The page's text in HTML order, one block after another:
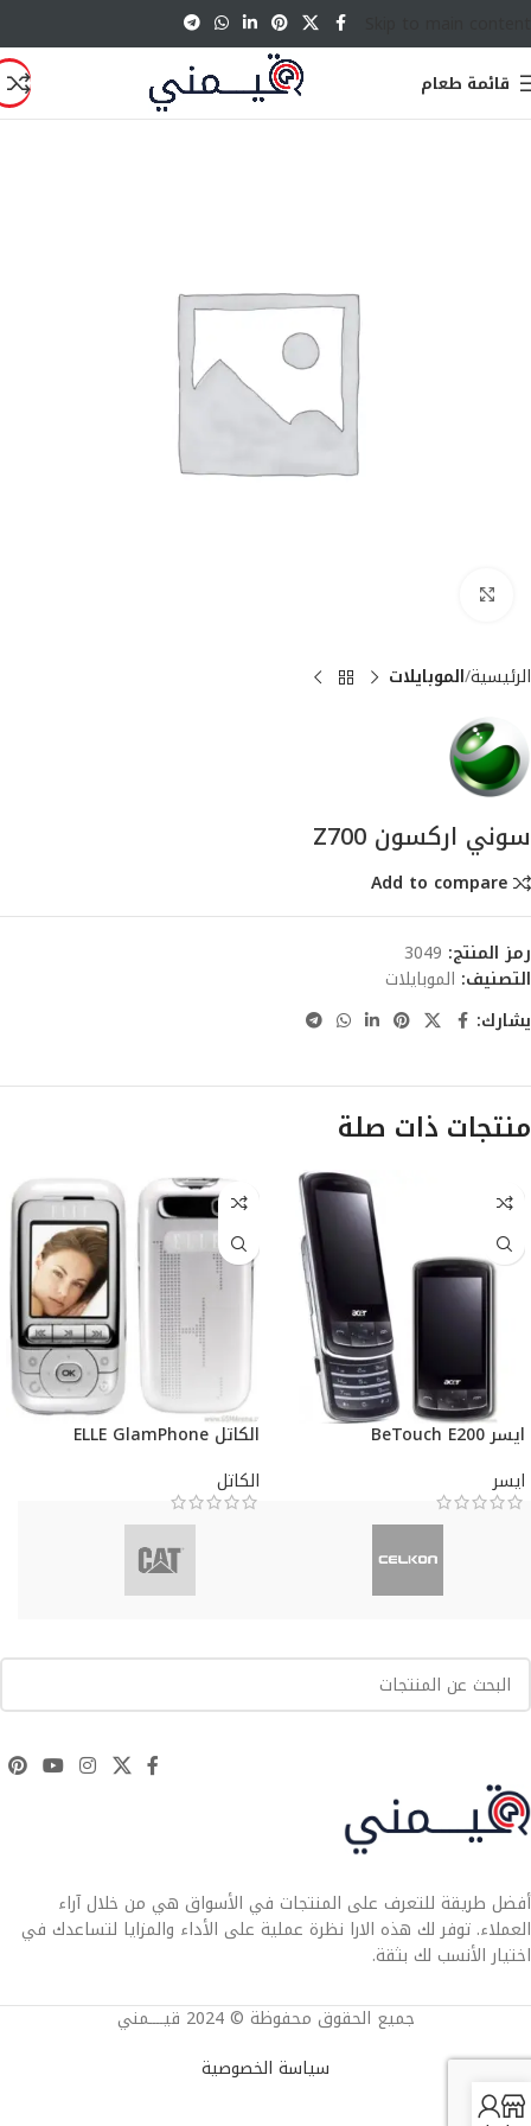
قائمة طعام
الرئيسية الموبايلات
سوني اركسون Z700
Add to compare
رمز المنتج: 3049
التصنيف: الموبايلات
يشارك:
منتجات ذات صلة
ايسر BeTouch E200
ايسر
الكاتل ELLE GlamPhone
الكاتل
أفضل طريقة للتعرف على المنتجات في الأسواق هي من خلال آراء
العملاء. توفر لك هذه الارا نظرة عملية على الأداء والمزايا لتساعدك في
اختيار الأنسب لك بثقة.
جميع الحقوق محفوظة © 2024 قيــــمني
سياسة الخصوصية